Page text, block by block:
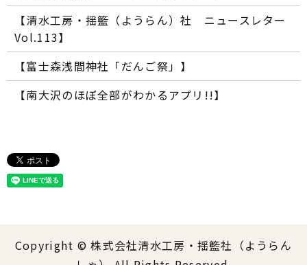
【清水工房・揺籃（ようらん）社 ニュースレター
Vol.113】
【富士森浅間神社「だんご祭」】
【南大沢のほぼ全部がわかるアプリ!!】
Copyright © 株式会社清水工房・揺籃社（ようらん